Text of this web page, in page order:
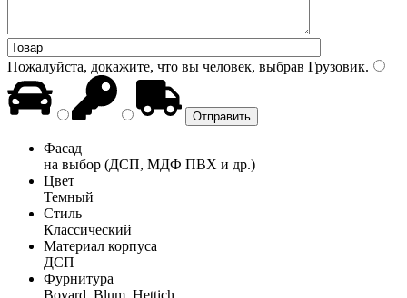
Пожалуйста, докажите, что вы человек, выбрав Грузовик.
Фасад
на выбор (ДСП, МДФ ПВХ и др.)
Цвет
Темный
Стиль
Классический
Материал корпуса
ДСП
Фурнитура
Boyard, Blum, Hettich